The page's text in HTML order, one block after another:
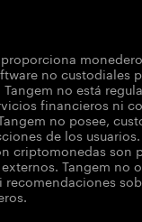
no custodiales
no está
financieros ni
no posee,
de los
criptomonedas son
Tangem no